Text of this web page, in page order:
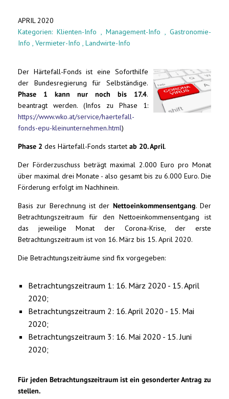
APRIL 2020
Kategorien: Klienten-Info , Management-Info , Gastronomie-
Info , Vermieter-Info , Landwirte-Info
Der Härtefall-Fonds ist eine Soforthilfe
der Bundesregierung für Selbständige.
Phase 1 kann nur noch bis 17.4.
beantragt werden. (Infos zu Phase 1:
https://www.wko.at/service/haertefall-
fonds-epu-kleinunternehmen.html)
Phase 2 des Härtefall-Fonds startet ab 20. April.
Der Förderzuschuss beträgt maximal 2.000 Euro pro Monat
über maximal drei Monate - also gesamt bis zu 6.000 Euro. Die
Förderung erfolgt im Nachhinein.
Basis zur Berechnung ist der Nettoeinkommensentgang. Der
Betrachtungszeitraum für den Nettoeinkommensentgang ist
das jeweilige Monat der Corona-Krise, der erste
Betrachtungszeitraum ist von 16. März bis 15. April 2020.
Die Betrachtungszeiträume sind fix vorgegeben:
Betrachtungszeitraum 1: 16. März 2020 - 15. April
2020;
Betrachtungszeitraum 2: 16. April 2020 - 15. Mai
2020;
Betrachtungszeitraum 3: 16. Mai 2020 - 15. Juni
2020;
Für jeden Betrachtungszeitraum ist ein gesonderter Antrag zu
stellen.